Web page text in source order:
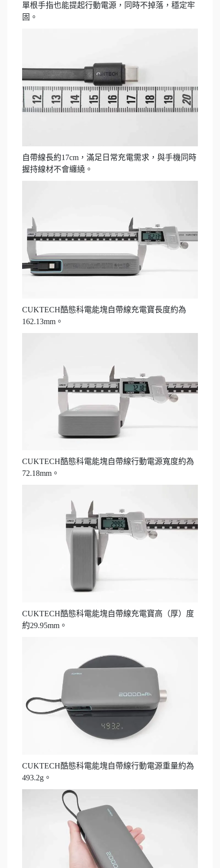
單根手指也能提起行動電源，同時不掉落，穩定牢
固。
自帶線長約17cm，滿足日常充電需求，與手機同時
握持線材不會纏繞。
CUKTECH酷態科電能塊自帶線充電寶長度約為
162.13mm。
CUKTECH酷態科電能塊自帶線行動電源寬度約為
72.18mm。
CUKTECH酷態科電能塊自帶線充電寶高（厚）度
約29.95mm。
CUKTECH酷態科電能塊自帶線行動電源重量約為
493.2g。